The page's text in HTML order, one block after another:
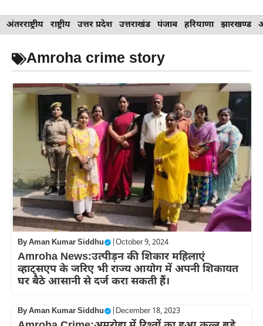
Skip
to
content
अंतरराष्ट्रीय राष्ट्रीय उत्तर प्रदेश उत्तराखंड पंजाब हरियाणा झारखण्ड
Amroha crime story
ByAman Kumar Siddhu October 9, 2024
Amroha News:उत्पीड़न की शिकार महिलाएं
व्हाट्सएप के जरिए भी राज्य आयोग में अपनी शिकायत
घर बैठे आसानी से दर्ज करा सकती हैं।
ByAman Kumar Siddhu December 18, 2023